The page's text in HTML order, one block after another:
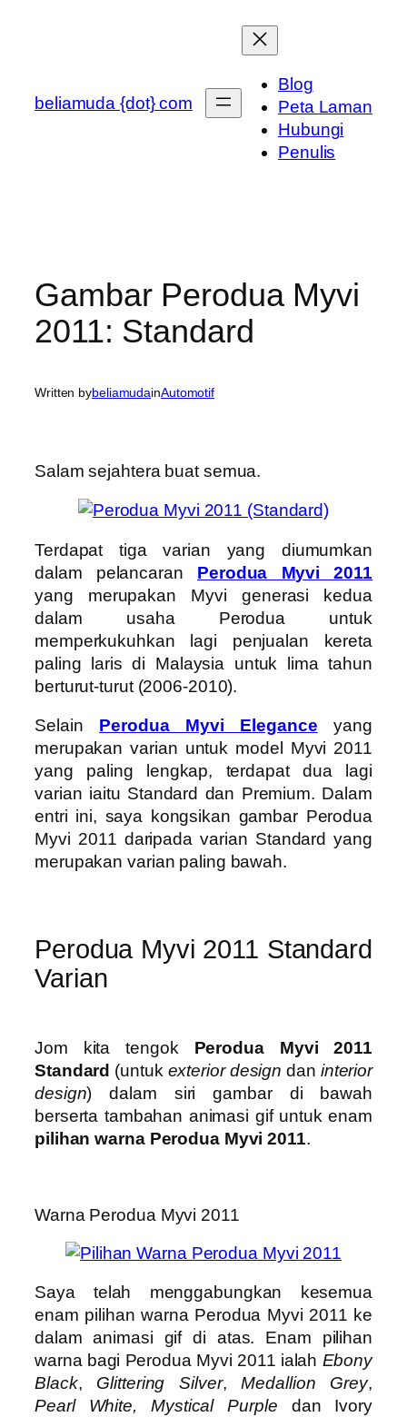
beliamuda {dot} com
Blog
Peta Laman
Hubungi
Penulis
Gambar Perodua Myvi
2011: Standard
Written bybeliamudainAutomotif
Salam sejahtera buat semua.
Terdapat tiga varian yang diumumkan
dalam pelancaran Perodua Myvi 2011
yang merupakan Myvi generasi kedua
dalam usaha Perodua untuk
memperkukuhkan lagi penjualan kereta
paling laris di Malaysia untuk lima tahun
berturut-turut (2006-2010).
Selain Perodua Myvi Elegance yang
merupakan varian untuk model Myvi 2011
yang paling lengkap, terdapat dua lagi
varian iaitu Standard dan Premium. Dalam
entri ini, saya kongsikan gambar Perodua
Myvi 2011 daripada varian Standard yang
merupakan varian paling bawah.
Perodua Myvi 2011 Standard
Varian
Jom kita tengok Perodua Myvi 2011
Standard (untuk exterior design dan interior
design) dalam siri gambar di bawah
berserta tambahan animasi gif untuk enam
pilihan warna Perodua Myvi 2011.
Warna Perodua Myvi 2011
Saya telah menggabungkan kesemua
enam pilihan warna Perodua Myvi 2011 ke
dalam animasi gif di atas. Enam pilihan
warna bagi Perodua Myvi 2011 ialah Ebony
Black, Glittering Silver,Medallion Grey,
Pearl White, Mystical Purple dan Ivory